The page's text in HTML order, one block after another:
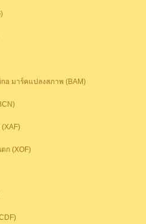
มาร์คแปลงสภาพ (BAM)
ก (XOF)